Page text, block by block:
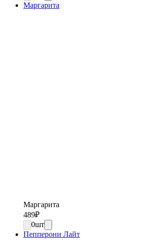
Маргарита
Маргарита
489₽
0шт
Пепперони Лайт